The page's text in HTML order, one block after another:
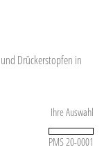
Drückerstopfen in
Ihre Auswahl
PMS 20-0001